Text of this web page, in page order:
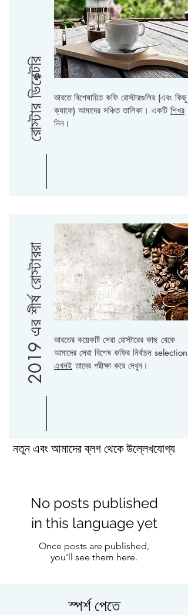
রোস্টার ডিরেক্টরি
ভারতে বিশেষায়িত কফি রোস্টারগুলির (এবং কিছু
ক্যাফে) আমাদের সঞ্চিত তালিকা। একটি শিখর
নিন।
2019 এর শীর্ষ রোস্টাররা
ভারতের কয়েকটি সেরা রোস্টারের কাছ থেকে
আমাদের সেরা বিশেষ কফির নির্বাচন selection
এখনই তাদের পরীক্ষা করে দেখুন।
নতুন এবং আমাদের ব্লগ থেকে উল্লেখযোগ্য
No posts published
in this language yet
Once posts are published,
you’ll see them here.
স্পর্শ পেতে